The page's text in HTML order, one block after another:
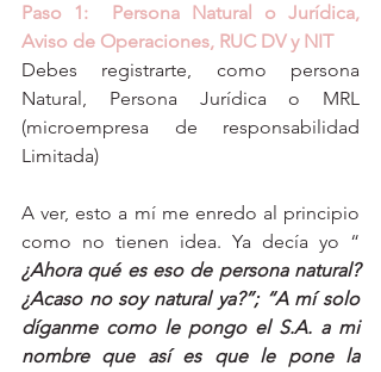
Paso 1:  Persona Natural o Jurídica,
Aviso de Operaciones, RUC DV y NIT
Debes registrarte, como persona
Natural, Persona Jurídica o MRL
(microempresa de responsabilidad
Limitada)
A ver, esto a mí me enredo al principio
como no tienen idea. Ya decía yo “
¿Ahora qué es eso de persona natural?
¿Acaso no soy natural ya?”; “A mí solo
díganme como le pongo el S.A. a mi
nombre que así es que le pone la